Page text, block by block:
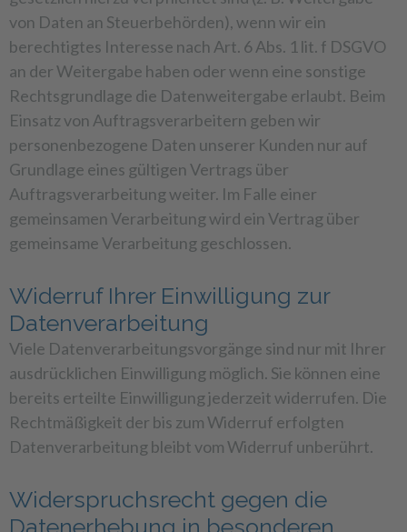
von Daten an Steuerbehörden), wenn wir ein
berechtigtes Interesse nach Art. 6 Abs. 1 lit. f DSGVO
an der Weitergabe haben oder wenn eine sonstige
Rechtsgrundlage die Datenweitergabe erlaubt. Beim
Einsatz von Auftragsverarbeitern geben wir
personenbezogene Daten unserer Kunden nur auf
Grundlage eines gültigen Vertrags über
Auftragsverarbeitung weiter. Im Falle einer
gemeinsamen Verarbeitung wird ein Vertrag über
gemeinsame Verarbeitung geschlossen.
Widerruf Ihrer Einwilligung zur
Datenverarbeitung
Viele Datenverarbeitungsvorgänge sind nur mit Ihrer
ausdrücklichen Einwilligung möglich. Sie können eine
bereits erteilte Einwilligung jederzeit widerrufen. Die
Rechtmäßigkeit der bis zum Widerruf erfolgten
Datenverarbeitung bleibt vom Widerruf unberührt.
Widerspruchsrecht gegen die
Datenerhebung in besonderen